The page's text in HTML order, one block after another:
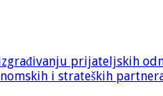
prijateljskih
i strateških